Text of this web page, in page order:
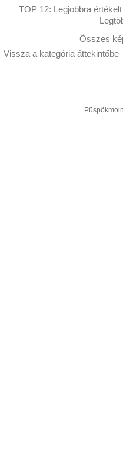
TOP 12: Legjobbra értékelt
Összes
Vissza a kategória áttekintőbe